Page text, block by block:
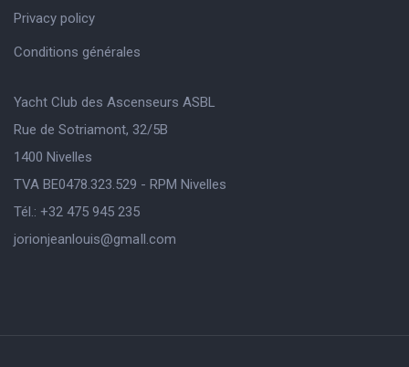
Privacy policy
Conditions générales
Yacht Club des Ascenseurs ASBL
Rue de Sotriamont, 32/5B
1400 Nivelles
TVA BE0478.323.529 - RPM Nivelles
Tél.: +32 475 945 235
jorionjeanlouis@gmaIl.com